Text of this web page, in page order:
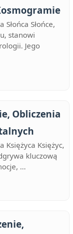
Słońce,
stanowi
Jego
Obliczenia
Księżyca Księżyc,
kluczową
...